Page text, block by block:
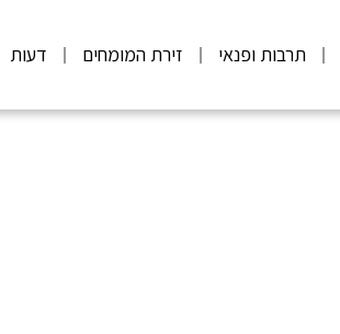
תרבות ופנאי זירת המומחים דעות